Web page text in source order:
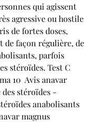
qui agissent
agressive ou hostile
de fortes doses,
de façon régulière, de
parfois
stéroïdes. Test C
10  Avis anavar
des stéroïdes -
anabolisants
magnus